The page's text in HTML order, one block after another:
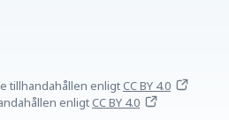
tillhandahållen enligtCC BY 4.0
enligtCC BY 4.0